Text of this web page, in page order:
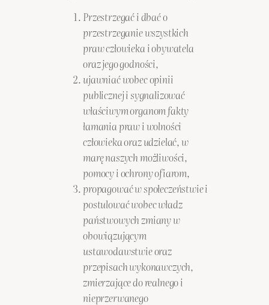
Przestrzegać i dbać o
przestrzeganie wszystkich
praw człowieka i obywatela
oraz jego godności,
ujawniać wobec opinii
publicznej i sygnalizować
właściwym organom fakty
łamania praw i wolności
człowieka oraz udzielać, w
marę naszych możliwości,
pomocy i ochrony ofiarom,
propagować w społeczeństwie i
postulować wobec władz
państwowych zmiany w
obowiązującym
ustawodawstwie oraz
przepisach wykonawczych,
zmierzające do realnego i
nieprzerwanego